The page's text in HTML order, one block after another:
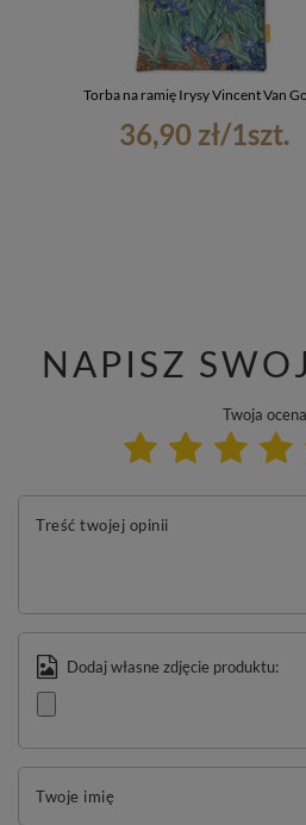
Torba na ramię Irysy Vincent Van
36,90 zł/1szt.
NAPISZ
Twoja
Treść twojej opinii
Dodaj własne zdjęcie produktu:
Twoje imię